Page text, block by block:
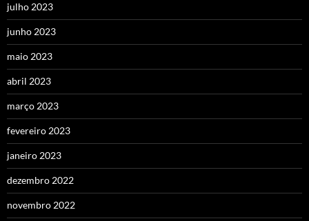
julho 2023
junho 2023
maio 2023
abril 2023
março 2023
fevereiro 2023
janeiro 2023
dezembro 2022
novembro 2022